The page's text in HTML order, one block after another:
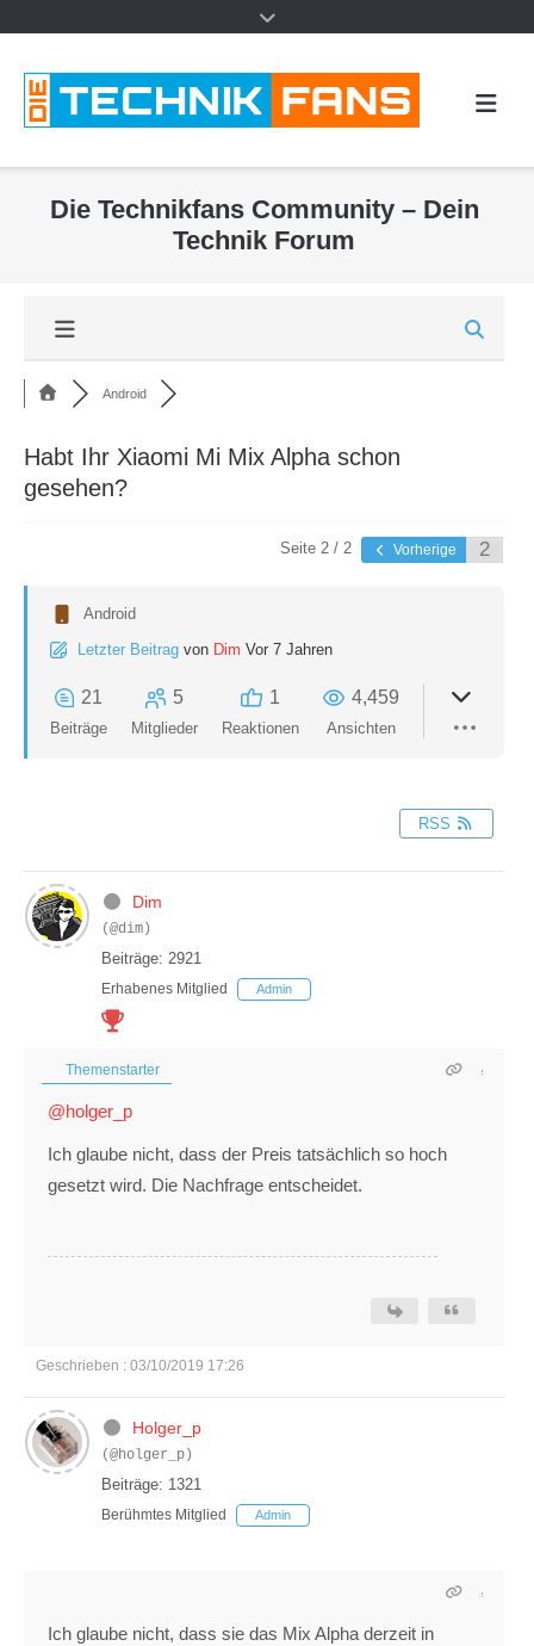
Die Technikfans Community – Dein
Technik Forum
Android
Habt Ihr Xiaomi Mi Mix Alpha schon
gesehen?
Seite 2 / 2 Vorherige
Android
Letzter Beitrag von Dim Vor 7 Jahren
21
Beiträge
5
Mitglieder
1
Reaktionen
4,459
Ansichten
RSS
Dim
(@dim)
Beiträge: 2921
Erhabenes Mitglied Admin
Themenstarter
@holger_p
Ich glaube nicht, dass der Preis tatsächlich so hoch
gesetzt wird. Die Nachfrage entscheidet.
Geschrieben : 03/10/2019 17:26
Holger_p
(@holger_p)
Beiträge: 1321
Berühmtes Mitglied Admin
Ich glaube nicht, dass sie das Mix Alpha derzeit in